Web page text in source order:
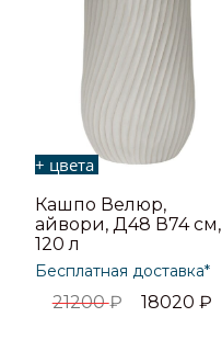
+ цвета
Кашпо Велюр,
айвори, Д48 В74 см,
120 л
Бесплатная доставка*
21200₽ 18020 ₽